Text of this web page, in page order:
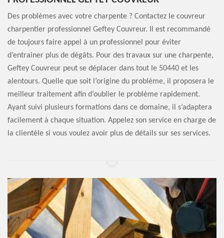
Des problèmes avec votre charpente ? Contactez le couvreur
charpentier professionnel Geftey Couvreur. Il est recommandé
de toujours faire appel à un professionnel pour éviter
d’entrainer plus de dégâts. Pour des travaux sur une charpente,
Geftey Couvreur peut se déplacer dans tout le 50440 et les
alentours. Quelle que soit l’origine du problème, il proposera le
meilleur traitement afin d’oublier le problème rapidement.
Ayant suivi plusieurs formations dans ce domaine, il s’adaptera
facilement à chaque situation. Appelez son service en charge de
la clientèle si vous voulez avoir plus de détails sur ses services.